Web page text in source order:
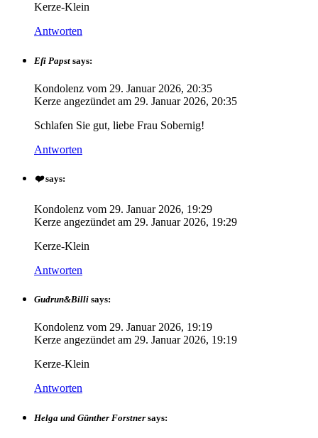
Kerze-Klein
Antworten
Efi Papst says:
Kondolenz vom 29. Januar 2026, 20:35
Kerze angezündet am 29. Januar 2026, 20:35
Schlafen Sie gut, liebe Frau Sobernig!
Antworten
❤️ says:
Kondolenz vom 29. Januar 2026, 19:29
Kerze angezündet am 29. Januar 2026, 19:29
Kerze-Klein
Antworten
Gudrun&Billi says:
Kondolenz vom 29. Januar 2026, 19:19
Kerze angezündet am 29. Januar 2026, 19:19
Kerze-Klein
Antworten
Helga und Günther Forstner says: